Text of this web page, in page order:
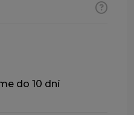
do 10 dní